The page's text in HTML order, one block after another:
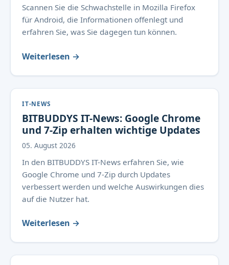
Scannen Sie die Schwachstelle in Mozilla Firefox
für Android, die Informationen offenlegt und
erfahren Sie, was Sie dagegen tun können.
Weiterlesen →
IT-NEWS
BITBUDDYS IT-News: Google Chrome
und 7-Zip erhalten wichtige Updates
05. August 2026
In den BITBUDDYS IT-News erfahren Sie, wie
Google Chrome und 7-Zip durch Updates
verbessert werden und welche Auswirkungen dies
auf die Nutzer hat.
Weiterlesen →